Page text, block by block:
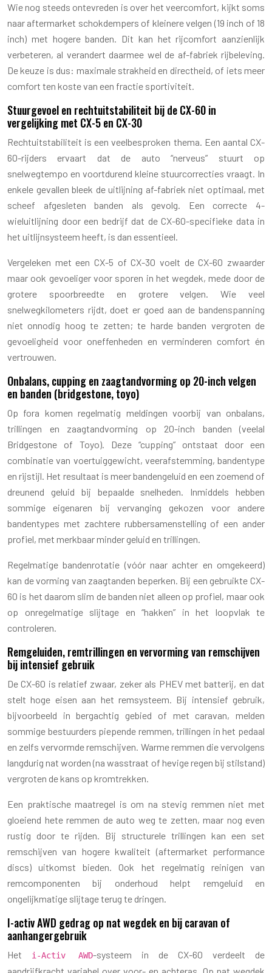
Wie nog steeds ontevreden is over het veercomfort, kijkt soms
naar aftermarket schokdempers of kleinere velgen (19 inch of 18
inch) met hogere banden. Dit kan het rijcomfort aanzienlijk
verbeteren, al verandert daarmee wel de af-fabriek rijbeleving.
De keuze is dus: maximale strakheid en directheid, of iets meer
comfort ten koste van een fractie sportiviteit.
Stuurgevoel en rechtuitstabiliteit bij de CX-60 in
vergelijking met CX-5 en CX-30
Rechtuitstabiliteit is een veelbesproken thema. Een aantal CX-
60-rijders ervaart dat de auto “nerveus” stuurt op
snelwegtempo en voortdurend kleine stuurcorrecties vraagt. In
enkele gevallen bleek de uitlijning af-fabriek niet optimaal, met
scheef afgesleten banden als gevolg. Een correcte 4-
wieluitlijning door een bedrijf dat de CX-60-specifieke data in
het uitlijnsysteem heeft, is dan essentieel.
Vergeleken met een CX-5 of CX-30 voelt de CX-60 zwaarder
maar ook gevoeliger voor sporen in het wegdek, mede door de
grotere spoorbreedte en grotere velgen. Wie veel
snelwegkilometers rijdt, doet er goed aan de bandenspanning
niet onnodig hoog te zetten; te harde banden vergroten de
gevoeligheid voor oneffenheden en verminderen comfort én
vertrouwen.
Onbalans, cupping en zaagtandvorming op 20-inch velgen
en banden (bridgestone, toyo)
Op fora komen regelmatig meldingen voorbij van onbalans,
trillingen en zaagtandvorming op 20-inch banden (veelal
Bridgestone of Toyo). Deze “cupping” ontstaat door een
combinatie van voertuiggewicht, veerafstemming, bandentype
en rijstijl. Het resultaat is meer bandengeluid en een zoemend of
dreunend geluid bij bepaalde snelheden. Inmiddels hebben
sommige eigenaren bij vervanging gekozen voor andere
bandentypes met zachtere rubbersamenstelling of een ander
profiel, met merkbaar minder geluid en trillingen.
Regelmatige bandenrotatie (vóór naar achter en omgekeerd)
kan de vorming van zaagtanden beperken. Bij een gebruikte CX-
60 is het daarom slim de banden niet alleen op profiel, maar ook
op onregelmatige slijtage en “hakken” in het loopvlak te
controleren.
Remgeluiden, remtrillingen en vervorming van remschijven
bij intensief gebruik
De CX-60 is relatief zwaar, zeker als PHEV met batterij, en dat
stelt hoge eisen aan het remsysteem. Bij intensief gebruik,
bijvoorbeeld in bergachtig gebied of met caravan, melden
sommige bestuurders piepende remmen, trillingen in het pedaal
en zelfs vervormde remschijven. Warme remmen die vervolgens
langdurig nat worden (na wasstraat of hevige regen bij stilstand)
vergroten de kans op kromtrekken.
Een praktische maatregel is om na stevig remmen niet met
gloeiend hete remmen de auto weg te zetten, maar nog even
rustig door te rijden. Bij structurele trillingen kan een set
remschijven van hogere kwaliteit (aftermarket performance
discs) uitkomst bieden. Ook het regelmatig reinigen van
remcomponenten bij onderhoud helpt remgeluid en
ongelijkmatige slijtage terug te dringen.
I-activ AWD gedrag op nat wegdek en bij caravan of
aanhangergebruik
Het i-Activ AWD-systeem in de CX-60 verdeelt de